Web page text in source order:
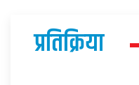
प्रतिक्रिया